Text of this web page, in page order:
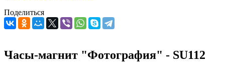
Поделиться
Часы-магнит "Фотография" - SU112